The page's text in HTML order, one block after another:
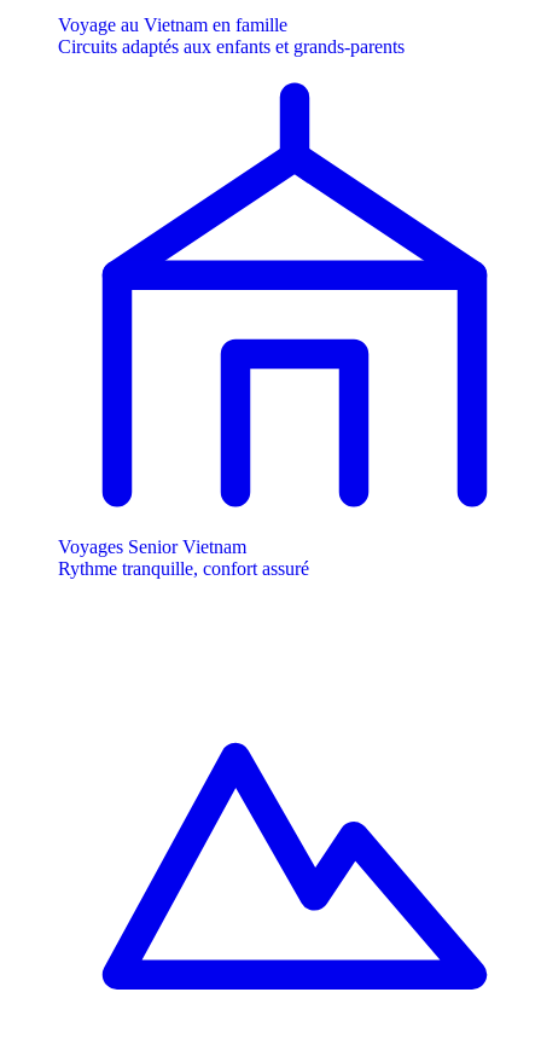
Voyage au Vietnam en famille
Circuits adaptés aux enfants et grands-parents
Voyages Senior Vietnam
Rythme tranquille, confort assuré